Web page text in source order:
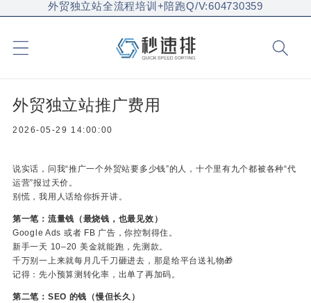
外贸独立站全流程培训+陪跑Q/V:604730359
外贸独立站推广费用
2026-05-29 14:00:00
说实话，问我“推广一个外贸站要多少钱”的人，十个里有九个都被各种“代
运营”报过天价。
别慌，我用人话给你拆开讲。
第一笔：流量钱（最烧钱，也最见效）
Google Ads 或者 FB 广告，你控制得住。
新手一天 10–20 美金就能跑，先测款。
千万别一上来就每月几千刀砸进去，那是给平台送礼物🎁
记得：先小预算测转化率，出单了再加码。
第二笔：SEO 的钱（慢但长久）